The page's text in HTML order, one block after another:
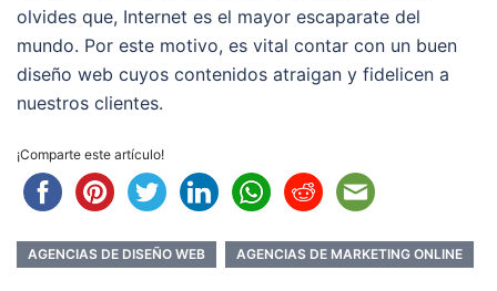
olvides que, Internet es el mayor escaparate del
mundo. Por este motivo, es vital contar con un buen
diseño web cuyos contenidos atraigan y fidelicen a
nuestros clientes.
¡Comparte este artículo!
AGENCIAS DE DISEÑO WEB AGENCIAS DE MARKETING ONLINE